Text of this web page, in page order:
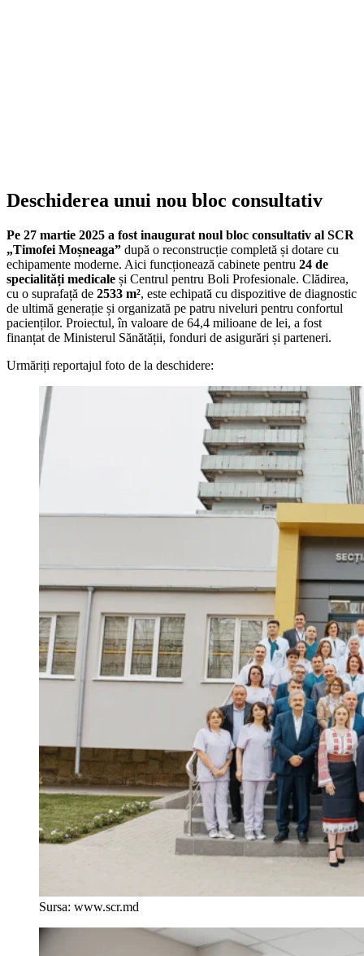
Deschiderea unui nou bloc consultativ
Pe 27 martie 2025 a fost inaugurat noul bloc consultativ al SCR
„Timofei Moșneaga” după o reconstrucție completă și dotare cu
echipamente moderne. Aici funcționează cabinete pentru 24 de
specialități medicale și Centrul pentru Boli Profesionale. Clădirea,
cu o suprafață de 2533 m², este echipată cu dispozitive de diagnostic
de ultimă generație și organizată pe patru niveluri pentru confortul
pacienților. Proiectul, în valoare de 64,4 milioane de lei, a fost
finanțat de Ministerul Sănătății, fonduri de asigurări și parteneri.
Urmăriți reportajul foto de la deschidere:
Sursa: www.scr.md